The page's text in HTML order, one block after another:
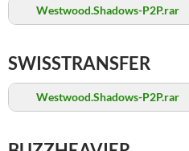
Westwood.Shadows-P2P.rar
SWISSTRANSFER
Westwood.Shadows-P2P.rar